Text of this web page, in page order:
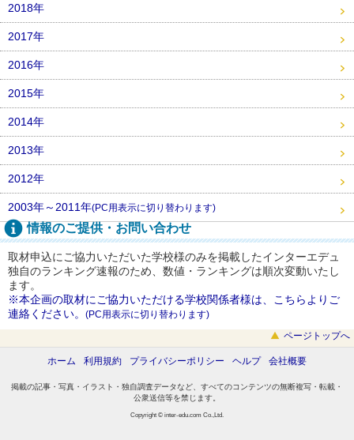
2018年
2017年
2016年
2015年
2014年
2013年
2012年
2003年～2011年(PC用表示に切り替わります)
情報のご提供・お問い合わせ
取材申込にご協力いただいた学校様のみを掲載したインターエデュ
独自のランキング速報のため、数値・ランキングは順次変動いたし
ます。
※本企画の取材にご協力いただける学校関係者様は、こちらよりご
連絡ください。 (PC用表示に切り替わります)
ページトップへ
ホーム 利用規約 プライバシーポリシー ヘルプ 会社概要
掲載の記事・写真・イラスト・独自調査データなど、すべてのコンテンツの無断複写・転載・
公衆送信等を禁じます。
Copyright © inter-edu.com Co.,Ltd.